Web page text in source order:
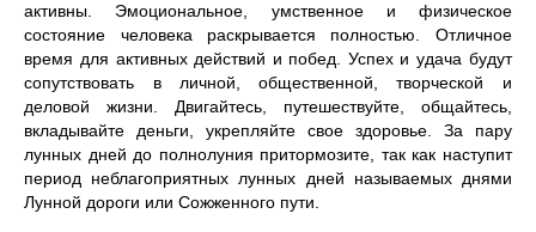
активны. Эмоциональное, умственное и физическое
состояние человека раскрывается полностью. Отличное
время для активных действий и побед. Успех и удача будут
сопутствовать в личной, общественной, творческой и
деловой жизни. Двигайтесь, путешествуйте, общайтесь,
вкладывайте деньги, укрепляйте свое здоровье. За пару
лунных дней до полнолуния притормозите, так как наступит
период неблагоприятных лунных дней называемых днями
Лунной дороги или Сожженного пути.